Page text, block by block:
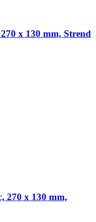
x 130 mm, Strend
270 x 130 mm,